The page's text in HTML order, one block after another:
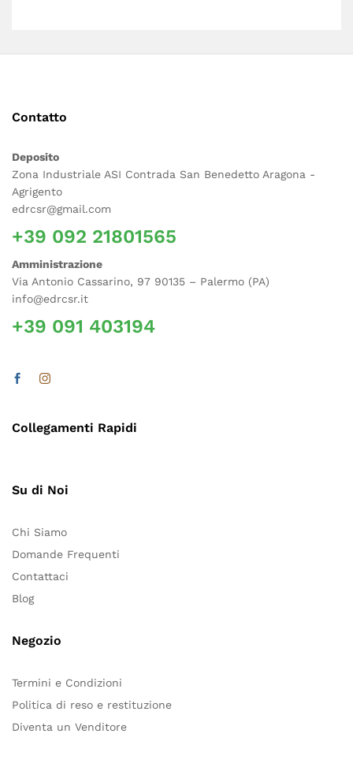
Contatto
Deposito
Zona Industriale ASI Contrada San Benedetto Aragona -
Agrigento
edrcsr@gmail.com
+39 092 21801565
Amministrazione
Via Antonio Cassarino, 97 90135 – Palermo (PA)
info@edrcsr.it
+39 091 403194
Collegamenti Rapidi
Su di Noi
Chi Siamo
Domande Frequenti
Contattaci
Blog
Negozio
Termini e Condizioni
Politica di reso e restituzione
Diventa un Venditore